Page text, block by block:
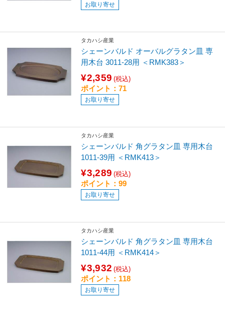
お取り寄せ
タカハシ産業
シェーンバルド オーバルグラタン皿 専
用木台 3011-28用 ＜RMK383＞
¥2,359 (税込)
ポイント：71
お取り寄せ
タカハシ産業
シェーンバルド 角グラタン皿 専用木台
1011-39用 ＜RMK413＞
¥3,289 (税込)
ポイント：99
お取り寄せ
タカハシ産業
シェーンバルド 角グラタン皿 専用木台
1011-44用 ＜RMK414＞
¥3,932 (税込)
ポイント：118
お取り寄せ